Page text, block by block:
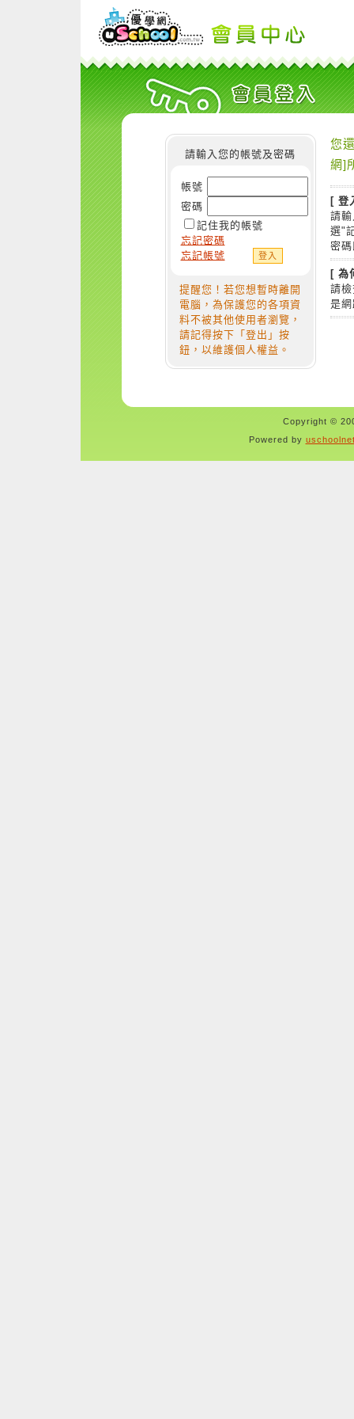
請輸入您的帳號及密碼
帳號
密碼
記住我的帳號
忘記密碼
忘記帳號
提醒您！若您想暫時離開
電腦，為保護您的各項資
料不被其他使用者瀏覽，
請記得按下「登出」按
鈕，以維護個人權益。
您
網]
[ 登
請
選"
密
[ 為
請
是
Copyright ©
Powered by